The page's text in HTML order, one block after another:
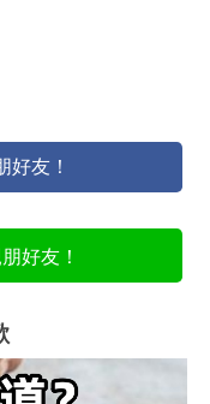
友！
好友！